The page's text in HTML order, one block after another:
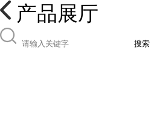
产品展厅
搜索